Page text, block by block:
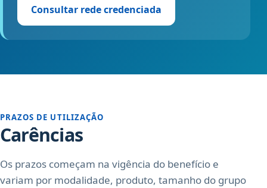
Consultar rede credenciada
PRAZOS DE UTILIZAÇÃO
Carências
Os prazos começam na vigência do benefício e
variam por modalidade, produto, tamanho do grupo